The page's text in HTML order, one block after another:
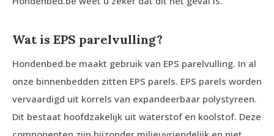
Wat is EPS parelvulling?
Hondenbed.be maakt gebruik van EPS parelvulling. In al
onze binnenbedden zitten EPS parels. EPS parels worden
vervaardigd uit korrels van expandeerbaar polystyreen.
Dit bestaat hoofdzakelijk uit waterstof en koolstof. Deze